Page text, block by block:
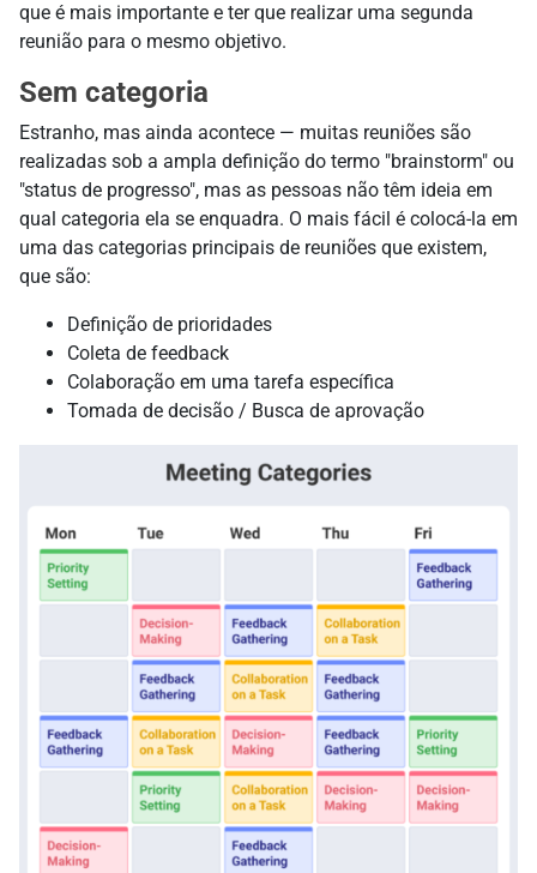
que é mais importante e ter que realizar uma segunda
reunião para o mesmo objetivo.
Sem categoria
Estranho, mas ainda acontece — muitas reuniões são
realizadas sob a ampla definição do termo "brainstorm" ou
"status de progresso", mas as pessoas não têm ideia em
qual categoria ela se enquadra. O mais fácil é colocá-la em
uma das categorias principais de reuniões que existem,
que são:
Definição de prioridades
Coleta de feedback
Colaboração em uma tarefa específica
Tomada de decisão / Busca de aprovação